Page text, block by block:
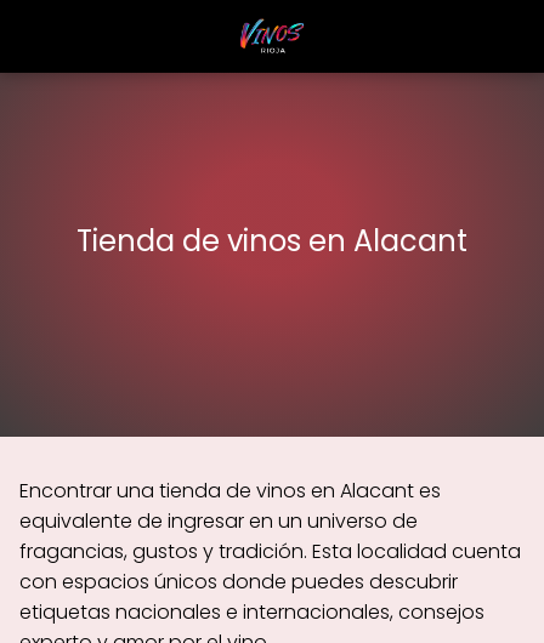
Tienda de vinos en Alacant
Encontrar una tienda de vinos en Alacant es
equivalente de ingresar en un universo de
fragancias, gustos y tradición. Esta localidad cuenta
con espacios únicos donde puedes descubrir
etiquetas nacionales e internacionales, consejos